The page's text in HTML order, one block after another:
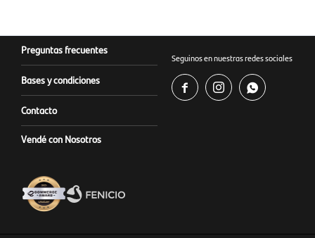
Preguntas frecuentes
Bases y condiciones
Contacto
Vendé con Nosotros
Seguinos en nuestras redes sociales
  